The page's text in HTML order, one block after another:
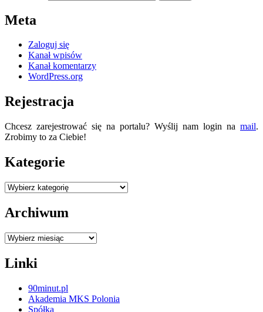
Meta
Zaloguj się
Kanał wpisów
Kanał komentarzy
WordPress.org
Rejestracja
Chcesz zarejestrować się na portalu? Wyślij nam login na mail.
Zrobimy to za Ciebie!
Kategorie
Kategorie
Archiwum
Archiwum
Linki
90minut.pl
Akademia MKS Polonia
Spółka